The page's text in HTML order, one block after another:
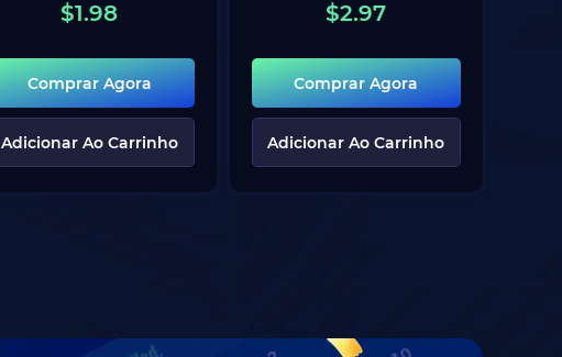
$1.98
Comprar Agora
Adicionar Ao Carrinho
$2.97
Comprar Agora
Adicionar Ao Carrinho